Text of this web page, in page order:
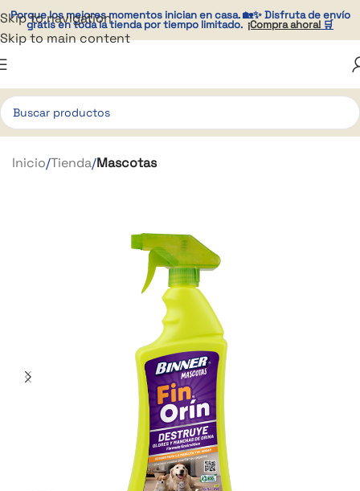
Skip to navigation
Skip to main content
Porque los mejores momentosinician en casa. 🏡✨ Disfruta de envío
gratis en toda la tienda por tiempo limitado. ¡Compra ahora! 🛒
Inicio Tienda Mascotas